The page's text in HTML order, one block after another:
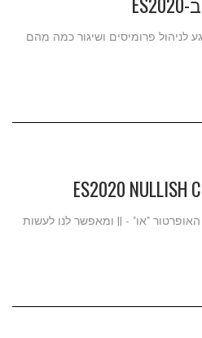
לניהול פרומיסים ושיגור כמה מהם
ES2020 NULLISH
"או" - || ומאפשר לנו לעשות